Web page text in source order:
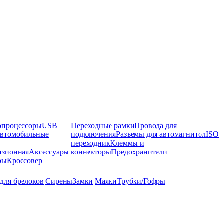
USB
Аксессуары
Кроссовер
Переходные рамкиПровода для
подключенияРазъемы для автомагнитолISO
переходникКлеммы и
коннекторыПредохранители
брелоков СиреныЗамки МаякиТрубки/Гофры